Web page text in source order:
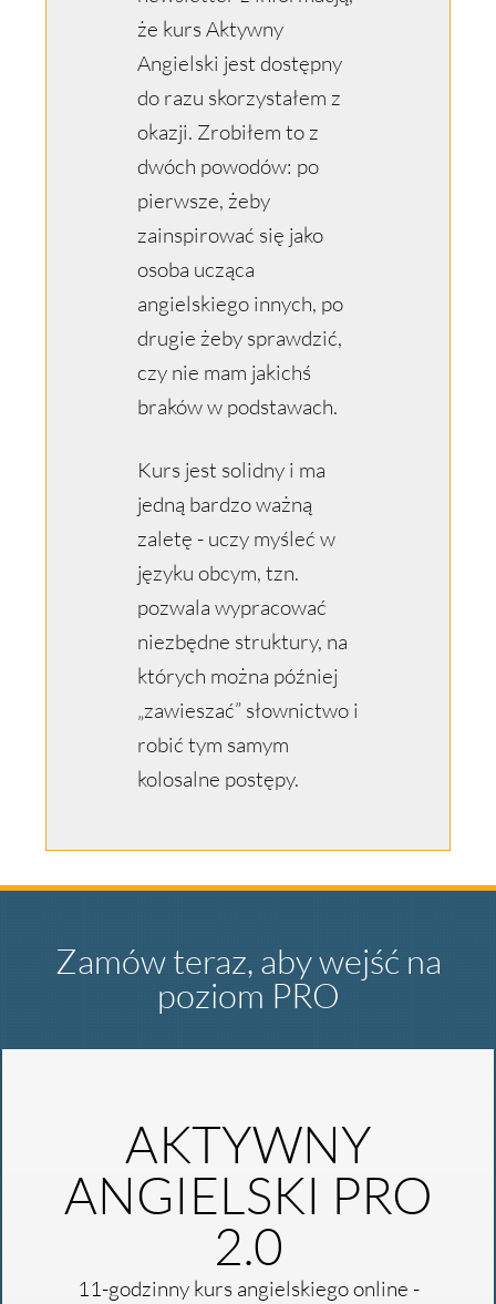
że kurs Aktywny
Angielski jest dostępny
do razu skorzystałem z
okazji. Zrobiłem to z
dwóch powodów: po
pierwsze, żeby
zainspirować się jako
osoba ucząca
angielskiego innych, po
drugie żeby sprawdzić,
czy nie mam jakichś
braków w podstawach.
Kurs jest solidny i ma
jedną bardzo ważną
zaletę - uczy myśleć w
języku obcym, tzn.
pozwala wypracować
niezbędne struktury, na
których można później
„zawieszać” słownictwo i
robić tym samym
kolosalne postępy.
Zamów teraz, aby wejść na
poziom PRO
AKTYWNY
ANGIELSKI PRO
2.0
11-godzinny kurs angielskiego online -